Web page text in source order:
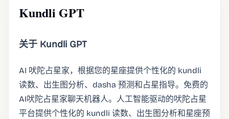
Kundli GPT
关于 Kundli GPT
AI 吠陀占星家，根据您的星座提供个性化的 kundli
读数、出生图分析、dasha 预测和占星指导。免费的
AI吠陀占星家聊天机器人。人工智能驱动的吠陀占星
平台提供个性化的 kundli 读数、出生图分析和星座预